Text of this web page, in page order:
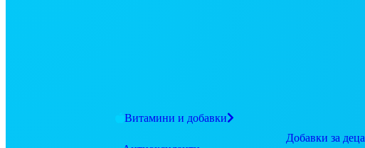
Витамини и добавки
Добавки за деца